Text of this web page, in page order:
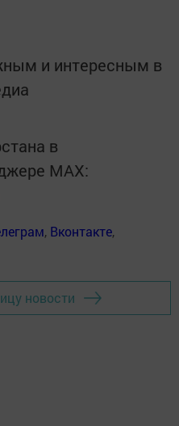
и интересным в
в
MАХ:
, Вконтакте,
новости